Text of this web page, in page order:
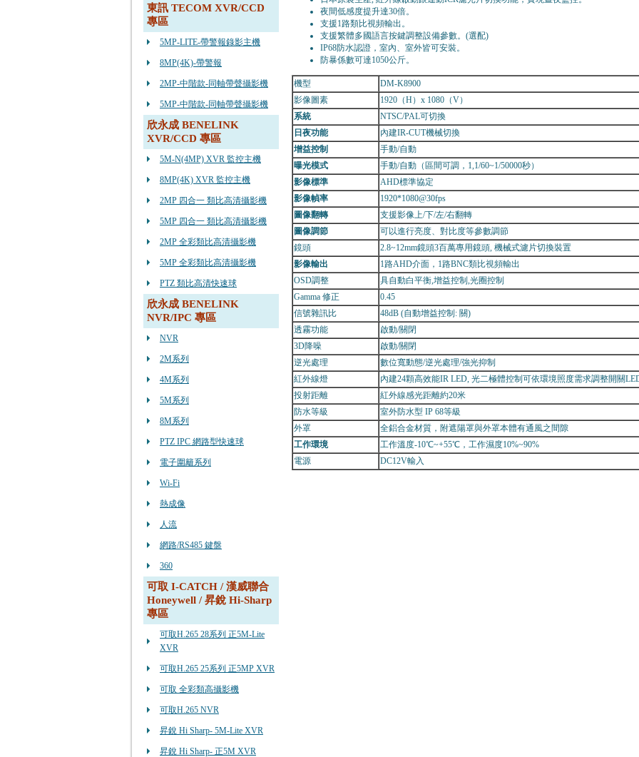
東訊 TECOM XVR/CCD
專區
5MP-LITE-帶警報錄影主機
8MP(4K)-帶警報
2MP-中階款-同軸帶聲攝影機
5MP-中階款-同軸帶聲攝影機
欣永成 BENELINK
XVR/CCD 專區
5M-N(4MP) XVR 監控主機
8MP(4K) XVR 監控主機
2MP 四合一 類比高清攝影機
5MP 四合一 類比高清攝影機
2MP 全彩類比高清攝影機
5MP 全彩類比高清攝影機
PTZ 類比高清快速球
欣永成 BENELINK
NVR/IPC 專區
NVR
2M系列
4M系列
5M系列
8M系列
PTZ IPC 網路型快速球
電子圍籬系列
Wi-Fi
熱成像
人流
網路/RS485 鍵盤
360
可取 I-CATCH / 漢威聯合
Honeywell / 昇銳 Hi-Sharp
專區
可取H.265 28系列 正5M-Lite
XVR
可取H.265 25系列 正5MP XVR
可取 全彩類高攝影機
可取H.265 NVR
昇銳 Hi Sharp- 5M-Lite XVR
昇銳 Hi Sharp- 正5M XVR
夜間低感度提升達30倍。
支援1路類比視頻輸出。
支援繁體多國語言按鍵調整設備參數。(選配)
IP68防水認證，室內、室外皆可安裝。
防暴係數可達1050公斤。
機型
DM-K8900
影像圖素
1920（H）x 1080（V）
系統
NTSC/PAL可切換
日夜功能
內建IR-CUT機械切換
增益控制
手動/自動
曝光模式
手動/自動（區間可調，1,1/60~1/50000秒）
影像標準
AHD標準協定
影像幀率
1920*1080@30fps
圖像翻轉
支援影像上/下/左/右翻轉
圖像調節
可以進行亮度、對比度等參數調節
鏡頭
2.8~12mm鏡頭3百萬專用鏡頭, 機械式濾片切換裝置
影像輸出
1路AHD介面，1路BNC類比視頻輸出
OSD調整
具自動白平衡,增益控制,光圈控制
Gamma 修正
0.45
信號雜訊比
48dB (自動增益控制: 關)
透霧功能
啟動/關閉
3D降噪
啟動/關閉
逆光處理
數位寬動態/逆光處理/強光抑制
紅外線燈
內建24顆高效能IR LED, 光二極體控制可依環境照度需求調整開關
投射距離
紅外線感光距離約20米
防水等級
室外防水型 IP 68等級
外罩
全鋁合金材質，附遮陽罩與外罩本體有通風之間隙
工作環境
工作溫度-10℃~+55℃，工作濕度10%~90%
電源
DC12V輸入